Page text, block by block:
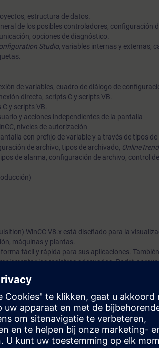
estructura de datos.
de los posibles controladores, configuración
opciones de diagnóstico.
Studio, variables internas y externas,
de variables, cuadro de diálogo de
directa, scripts C y scripts VB.
y scripts VB.
y acciones independientes de la pantalla
niveles de autorización
con prefijo de variable y a través de tipos de
de archivo, tipos de archivado,
de alarma, configuración de archivo, control
WinCC V8.x está diseñado para la
máquinas y plantas.
fácil y rápida para sus aplicaciones.
los registros adecuados. Podrá
sobre el funcionamiento fiable del
utilizarfaceplatesde forma selectiva
y valores medidos
y procesarlos posteriormente en WinCC